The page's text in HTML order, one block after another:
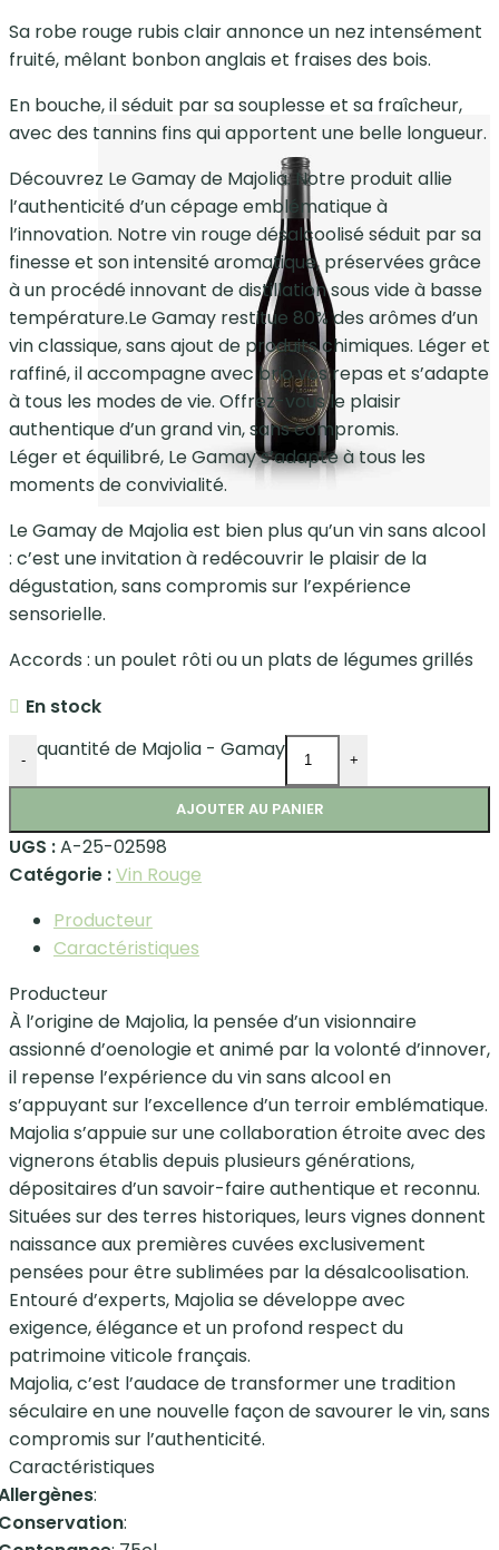
Sa robe rouge rubis clair annonce un nez intensément
fruité, mêlant bonbon anglais et fraises des bois.
En bouche, il séduit par sa souplesse et sa fraîcheur,
avec des tannins fins qui apportent une belle longueur.
Découvrez Le Gamay de Majolia. Notre produit allie
l’authenticité d’un cépage emblématique à
l’innovation. Notre vin rouge désalcoolisé séduit par sa
finesse et son intensité aromatique, préservées grâce
à un procédé innovant de distillation sous vide à basse
température.Le Gamay restitue 80% des arômes d’un
vin classique, sans ajout de produits chimiques. Léger et
raffiné, il accompagne avec brio vos repas et s’adapte
à tous les modes de vie. Offrez-vous le plaisir
authentique d’un grand vin, sans compromis.
Léger et équilibré, Le Gamay s’adapte à tous les
moments de convivialité.
Le Gamay de Majolia est bien plus qu’un vin sans alcool
: c’est une invitation à redécouvrir le plaisir de la
dégustation, sans compromis sur l’expérience
sensorielle.
Accords : un poulet rôti ou un plats de légumes grillés
En stock
- quantité de Majolia - Gamay +
AJOUTER AU PANIER
UGS :A-25-02598
Catégorie :Vin Rouge
Producteur
Caractéristiques
Producteur
À l’origine de Majolia, la pensée d’un visionnaire
assionné d’oenologie et animé par la volonté d’innover,
il repense l’expérience du vin sans alcool en
s’appuyant sur l’excellence d’un terroir emblématique.
Majolia s’appuie sur une collaboration étroite avec des
vignerons établis depuis plusieurs générations,
dépositaires d’un savoir-faire authentique et reconnu.
Situées sur des terres historiques, leurs vignes donnent
naissance aux premières cuvées exclusivement
pensées pour être sublimées par la désalcoolisation.
Entouré d’experts, Majolia se développe avec
exigence, élégance et un profond respect du
patrimoine viticole français.
Majolia, c’est l’audace de transformer une tradition
séculaire en une nouvelle façon de savourer le vin, sans
compromis sur l’authenticité.
Caractéristiques
:
: